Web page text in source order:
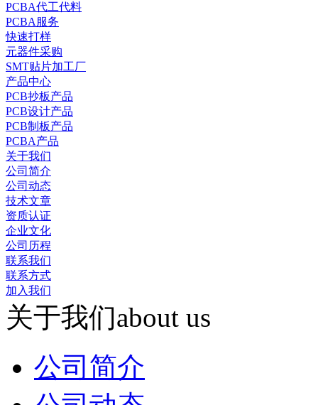
PCBA代工代料
PCBA服务
快速打样
元器件采购
SMT贴片加工厂
产品中心
PCB抄板产品
PCB设计产品
PCB制板产品
PCBA产品
关于我们
公司简介
公司动态
技术文章
资质认证
企业文化
公司历程
联系我们
联系方式
加入我们
关于我们about us
公司简介